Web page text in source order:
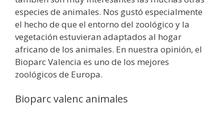
especies de animales. Nos gustó especialmente
el hecho de que el entorno del zoológico y la
vegetación estuvieran adaptados al hogar
africano de los animales. En nuestra opinión, el
Bioparc Valencia es uno de los mejores
zoológicos de Europa.
Bioparc valenc animales